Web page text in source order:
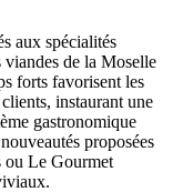
aux spécialités
viandes de la Moselle
forts favorisent les
instaurant une
gastronomique
proposées
ou Le Gourmet